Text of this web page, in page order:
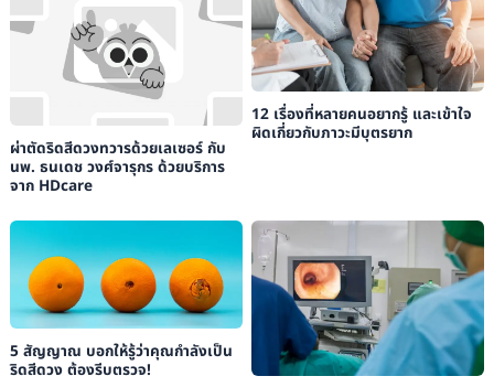
ผ่าตัดริดสีดวงทวารด้วยเลเซอร์ กับ
นพ. ธนเดช วงศ์จารุกร ด้วยบริการ
จาก HDcare
12 เรื่องที่หลายคนอยากรู้ และเข้าใจ
ผิดเกี่ยวกับภาวะมีบุตรยาก
5 สัญญาณ บอกให้รู้ว่าคุณกำลังเป็น
ริดสีดวง ต้องรีบตรวจ!